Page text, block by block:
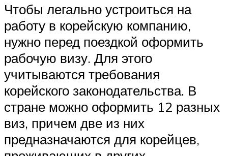
Чтобы легально устроиться на
работу в корейскую компанию,
нужно перед поездкой оформить
рабочую визу. Для этого
учитываются требования
корейского законодательства. В
стране можно оформить 12 разных
виз, причем две из них
предназначаются для корейцев,